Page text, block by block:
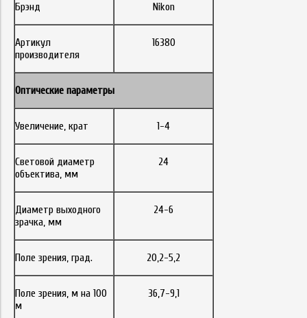
Брэнд Nikon
Артикул
производителя
16380
Оптические параметры
Увеличение, крат 1-4
Световой диаметр
объектива, мм
24
Диаметр выходного
зрачка, мм
24-6
Поле зрения, град. 20,2-5,2
Поле зрения, м на 100
м
36,7-9,1